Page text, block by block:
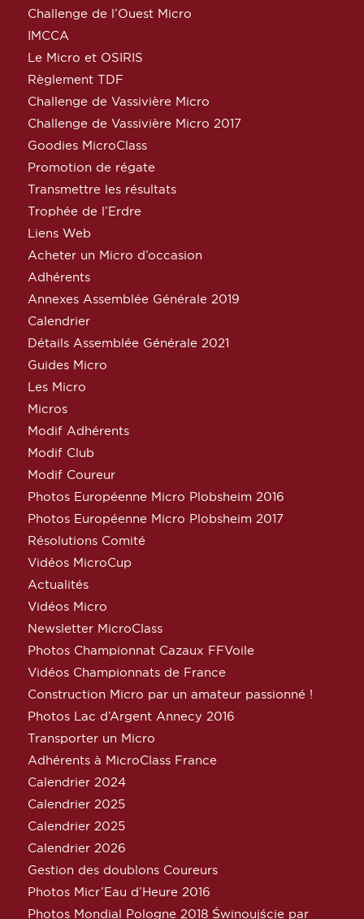
Challenge de l’Ouest Micro
IMCCA
Le Micro et OSIRIS
Règlement TDF
Challenge de Vassivière Micro
Challenge de Vassivière Micro 2017
Goodies MicroClass
Promotion de régate
Transmettre les résultats
Trophée de l’Erdre
Liens Web
Acheter un Micro d’occasion
Adhérents
Annexes Assemblée Générale 2019
Calendrier
Détails Assemblée Générale 2021
Guides Micro
Les Micro
Micros
Modif Adhérents
Modif Club
Modif Coureur
Photos Européenne Micro Plobsheim 2016
Photos Européenne Micro Plobsheim 2017
Résolutions Comité
Vidéos MicroCup
Actualités
Vidéos Micro
Newsletter MicroClass
Photos Championnat Cazaux FFVoile
Vidéos Championnats de France
Construction Micro par un amateur passionné !
Photos Lac d’Argent Annecy 2016
Transporter un Micro
Adhérents à MicroClass France
Calendrier 2024
Calendrier 2025
Calendrier 2025
Calendrier 2026
Gestion des doublons Coureurs
Photos Micr’Eau d’Heure 2016
Photos Mondial Pologne 2018 Świnoujście par